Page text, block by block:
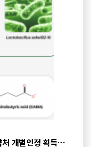
처 개별인정 획득…